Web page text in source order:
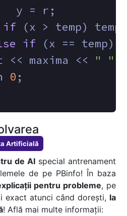
y = r;
if (x > temp) temp
if (x == temp)
<< maxima <<
" "
0 ;
Artificială
de AIspecial antrenament
de pe PBinfo! În baza
pentru probleme, pe
exact atunci când dorești, la
! Află mai multe informații: